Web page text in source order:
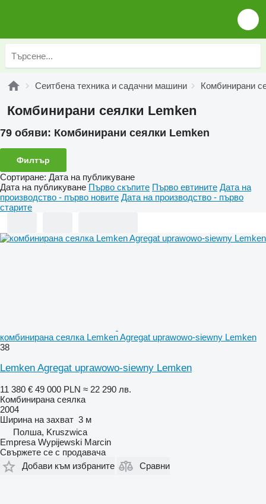
Сеитбена техника и садачни машини Комбинирани
Комбинирани сеялки Lemken
79 обяви: Комбинирани сеялки Lemken
Филтър
Сортиране: Дата на публикуване
Дата на публикуване Първо скъпите Първо евтините Дата на
производство - първо новите Дата на производство - първо
старите
комбинирана сеялка Lemken Agregat uprawowo-siewny Lemken
38
Lemken Agregat uprawowo-siewny Lemken
11 380 € 49 000 PLN ≈ 22 290 лв.
Комбинирана сеялка
2004
Ширина на захват 3 м
Полша, Kruszwica
Empresa Wypijewski Marcin
Свържете се с продавача
Добави към избраните
Сравни